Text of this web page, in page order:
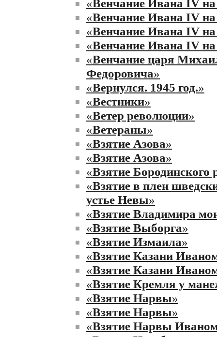
«Венчание Ивана IV на
«Венчание Ивана IV на
«Венчание Ивана IV на
«Венчание царя
Федоровича»
«Вернулся. 1945 год.»
«Вестники»
«Ветер революции»
«Ветераны»
«Взятие Азова»
«Взятие Азова»
«Взятие Бородинского
«Взятие в плен
устье Невы»
«Взятие Владимира
«Взятие Выборга»
«Взятие Измаила»
«Взятие Казани
«Взятие Казани
«Взятие Кремля у
«Взятие Нарвы»
«Взятие Нарвы»
«Взятие Нарвы